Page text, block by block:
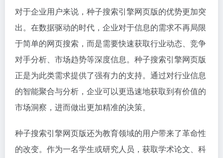
对于企业用户来说，种子搜索引擎网页版的优势更加突
出。在数据驱动的时代，企业对于信息的需求不再局限
于简单的网页搜索，而是需要快速获取行业动态、竞争
对手分析、市场趋势等深度信息。种子搜索引擎网页版
正是为此类需求提供了强有力的支持。通过对行业信息
的智能聚合与分析，企业可以更迅速地获取到有价值的
市场洞察，进而做出更加精准的决策。
种子搜索引擎网页版还为教育领域的用户带来了革命性
的改变。作为一名学生或研究人员，获取学术论文、科